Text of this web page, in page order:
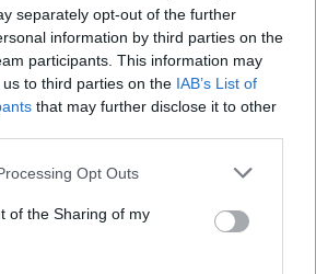
separately opt-out of the further
information by third parties on the
participants. This information may
to third parties on the IAB’s List of
that may further disclose it to other
Opt Outs
of the Sharing of my
brand di calzature del gruppo Zeis
del nuovo capitolo di Mare
con i suoi modelli audaci e
dei protagonisti in ogni puntata
la sua storia scritta all’insegna
Cult rappresenta una vera e
dagli schemi e le sue scarpe
generazione si è riconosciuta e si
il partner perfetto per Mare Fuori
sin dall’inizio i telespettatori